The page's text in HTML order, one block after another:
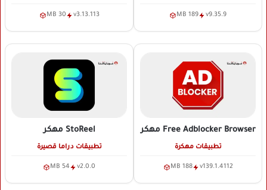
v9.35.9
189 MB
v3.13.113
30 MB
Free Adblocker Browser مهكر
تطبيقات مهكرة
v139.1.4112
188 MB
StoReel مهكر
تطبيقات دراما قصيرة
v2.0.0
54 MB